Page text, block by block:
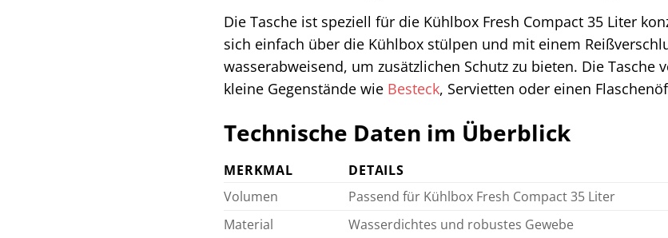
Die Tasche ist speziell für die Kühlbox Fresh Compact 35 Liter
sich einfach über die Kühlbox stülpen und mit einem
wasserabweisend, um zusätzlichen Schutz zu bieten. Die
kleine Gegenstände wie Besteck, Servietten oder einen
Technische Daten im Überblick
MERKMAL
DETAILS
Volumen
Passend für Kühlbox Fresh Compact 35 Liter
Material
Wasserdichtes und robustes Gewebe